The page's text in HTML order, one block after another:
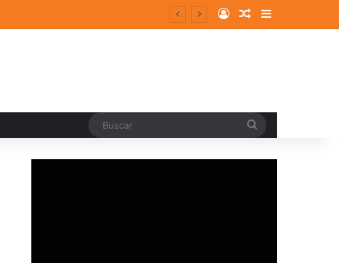
Log InRandom Article
Sidebar